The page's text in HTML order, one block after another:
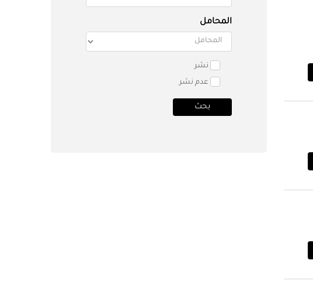
المحامل
نشر
عدم نشر
بحث